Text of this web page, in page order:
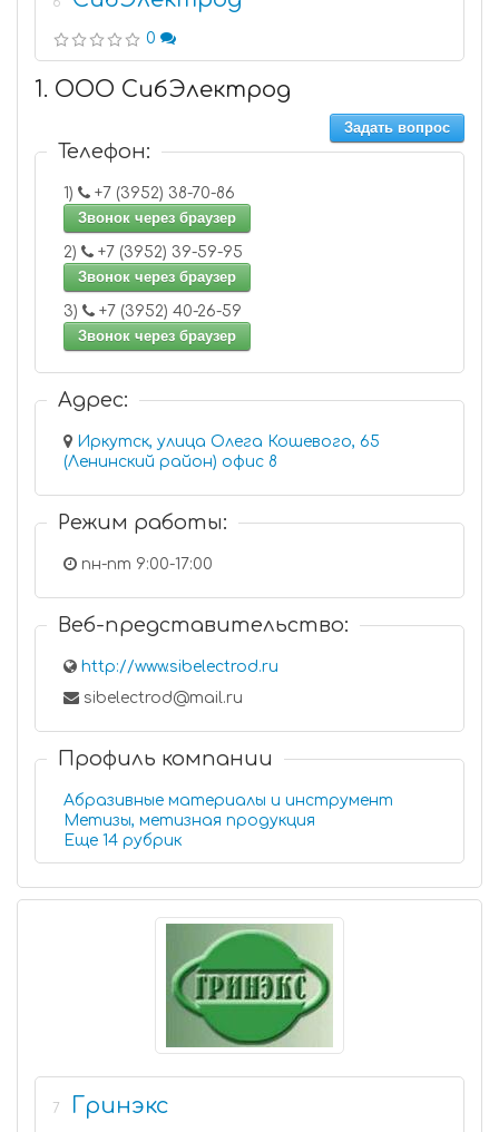
0
1. ООО СибЭлектрод
Задать вопрос
Телефон:
1)
+7 (3952) 38-70-86
Звонок через браузер
2)
+7 (3952) 39-59-95
Звонок через браузер
3)
+7 (3952) 40-26-59
Звонок через браузер
Адрес:
Иркутск, улица Олега Кошевого, 65
(Ленинский район) офис 8
Режим работы:
пн-пт 9:00-17:00
Веб-представительство:
http://www.sibelectrod.ru
sibelectrod@mail.ru
Профиль компании
Абразивные материалы и инструмент
Метизы, метизная продукция
Еще 14 рубрик
7 Гринэкс